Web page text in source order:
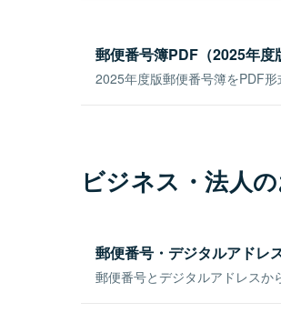
郵便番号簿PDF（2025年度
2025年度版郵便番号簿をPDF形
ビジネス・法人
郵便番号・デジタルアドレ
郵便番号とデジタルアドレスか